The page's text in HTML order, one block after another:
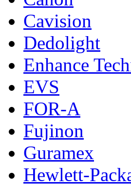
Cavision
Dedolight
Enhance
EVS
FOR-A
Fujinon
Guramex
Hewlett-